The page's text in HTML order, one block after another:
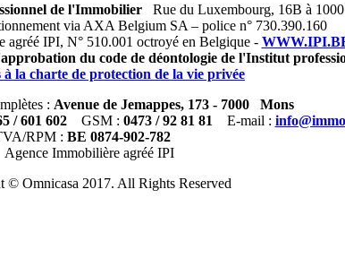
de l'ImmobilierRue du Luxembourg, 16B à
via AXA Belgium SA – police n° 730.390.160
agréé IPI, N° 510.001 octroyé en Belgique -
du code de déontologie de l'Institut
à la charte de protection de la vie privée
: Avenue de Jemappes, 173 - 7000 Mons
/ 601 602GSM : 0473 / 92 81 81 E-mail :
RPM : BE 0874-902-782
Agence Immobilière agréé IPI
© Omnicasa 2017. All Rights Reserved